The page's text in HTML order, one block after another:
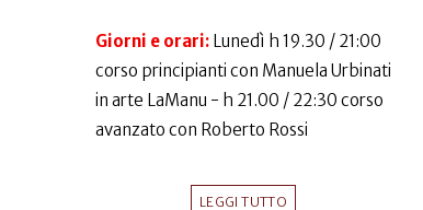
Giorni e orari: Lunedì h 19.30 / 21:00
corso principianti con Manuela Urbinati
in arte LaManu - h 21.00 / 22:30 corso
avanzato con Roberto Rossi
LEGGI TUTTO